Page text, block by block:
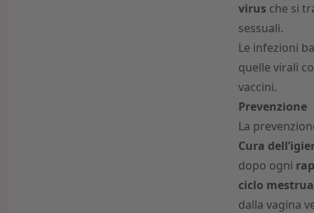
virus che si
sessuali.
Le infezioni
quelle virali
vaccini.
Prevenzione
La
Cura
dopo ogni
ciclo
dalla vagina